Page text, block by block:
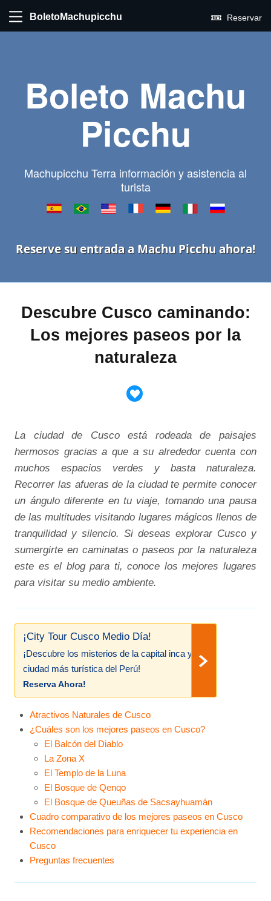
BoletoMachupicchu Reservar
Boleto Machu
Picchu
Machupicchu Terra información y asistencia al
turista
Reserve su entrada a Machu Picchu ahora!
Descubre Cusco caminando:
Los mejores paseos por la
naturaleza
La ciudad de Cusco está rodeada de paisajes
hermosos gracias a que a su alrededor cuenta con
muchos espacios verdes y basta naturaleza.
Recorrer las afueras de la ciudad te permite conocer
un ángulo diferente en tu viaje, tomando una pausa
de las multitudes visitando lugares mágicos llenos de
tranquilidad y silencio. Si deseas explorar Cusco y
sumergirte en caminatas o paseos por la naturaleza
este es el blog para ti, conoce los mejores lugares
para visitar su medio ambiente.
¡City Tour Cusco Medio Día!
¡Descubre los misterios de la capital inca y
ciudad más turística del Perú!
Reserva Ahora!
Atractivos Naturales de Cusco
¿Cuáles son los mejores paseos en Cusco?
El Balcón del Diablo
La Zona X
El Templo de la Luna
El Bosque de Qenqo
El Bosque de Queuñas de Sacsayhuamán
Cuadro comparativo de los mejores paseos en Cusco
Recomendaciones para enriquecer tu experiencia en
Cusco
Preguntas frecuentes